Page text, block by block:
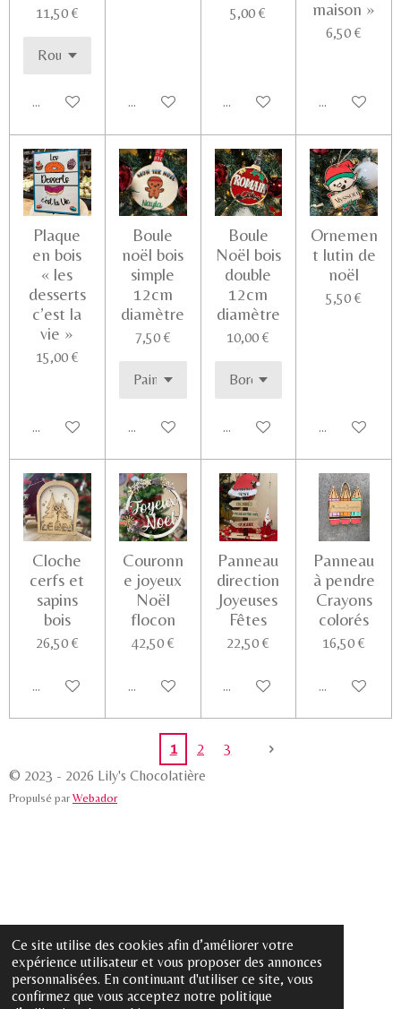
Ce site utilise des cookies afin d’améliorer votre
expérience utilisateur et vous proposer des annonces
personnalisées. En continuant d'utiliser ce site, vous
confirmez que vous acceptez notre politique
11,50 €
Ajouter au panierVoir les détails
5,00 €
Ajouter au panier
maison »
6,50 €
Ajouter au
Plaque
en bois
« les
desserts
c’est la
vie »
15,00 €
Ajouter au panier
Boule
noël bois
simple
12cm
diamètre
7,50 €
Voir les détails
Boule
Noël bois
double
12cm
diamètre
10,00 €
Voir les détails
Ornemen
t lutin de
noël
5,50 €
Voir les
Cloche
cerfs et
sapins
bois
26,50 €
Ajouter au panier
Couronn
e joyeux
Noël
flocon
42,50 €
Ajouter au panier
Panneau
direction
Joyeuses
Fêtes
22,50 €
Ajouter au panier
Panneau
à pendre
Crayons
colorés
16,50 €
Voir les
1 2
3
© 2023 - 2026 Lily's Chocolatière
Propulsé par Webador